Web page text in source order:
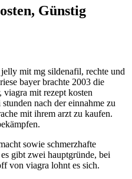
Günstig
mit mg sildenafil, rechte und
bayer brachte 2003 die
viagra mit rezept kosten
nach der einnahme zu
mit ihrem arzt zu kaufen.
sowie schmerzhafte
gibt zwei hauptgründe, bei
von viagra lohnt es sich.